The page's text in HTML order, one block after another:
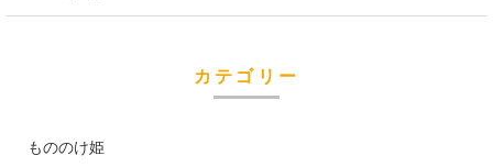
カテゴリー
もののけ姫